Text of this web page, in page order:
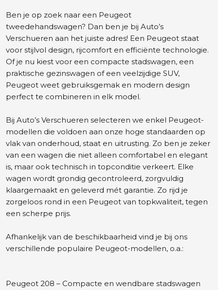
Ben je op zoek naar een Peugeot
tweedehandswagen? Dan ben je bij Auto’s
Verschueren aan het juiste adres! Een Peugeot staat
voor stijlvol design, rijcomfort en efficiënte technologie.
Of je nu kiest voor een compacte stadswagen, een
praktische gezinswagen of een veelzijdige SUV,
Peugeot weet gebruiksgemak en modern design
perfect te combineren in elk model.
Bij Auto’s Verschueren selecteren we enkel Peugeot-
modellen die voldoen aan onze hoge standaarden op
vlak van onderhoud, staat en uitrusting. Zo ben je zeker
van een wagen die niet alleen comfortabel en elegant
is, maar ook technisch in topconditie verkeert. Elke
wagen wordt grondig gecontroleerd, zorgvuldig
klaargemaakt en geleverd mét garantie. Zo rijd je
zorgeloos rond in een Peugeot van topkwaliteit, tegen
een scherpe prijs.
Afhankelijk van de beschikbaarheid vind je bij ons
verschillende populaire Peugeot-modellen, o.a.:
Peugeot 208 – Compacte en wendbare stadswagen